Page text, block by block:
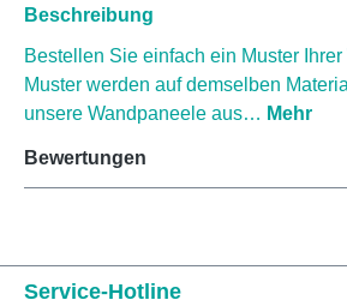
Beschreibung
Bestellen Sie einfach ein Muster
Muster werden auf demselben
unsere Wandpaneele aus… Mehr
Bewertungen
Service-Hotline